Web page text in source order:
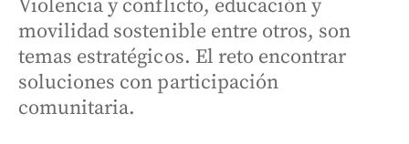
Violencia y conflicto, educación y
movilidad sostenible entre otros, son
temas estratégicos. El reto encontrar
soluciones con participación
comunitaria.